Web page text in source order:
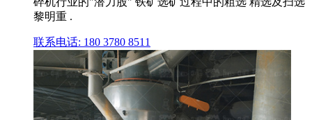
黎明重 .
联系电话: 180 3780 8511